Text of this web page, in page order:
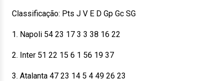
Classificação: Pts J V E D Gp Gc SG
1. Napoli 54 23 17 3 3 38 16 22
2. Inter 51 22 15 6 1 56 19 37
3. Atalanta 47 23 14 5 4 49 26 23